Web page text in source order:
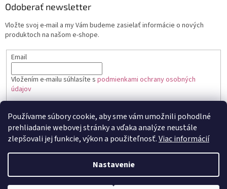
Používame súbory cookie, aby sme vám umožnili pohodlné
prehliadanie webovej stránky a vďaka analýze neustále
zlepšovali jej funkcie, výkon a použiteľnosť.Viac informácií
Nastavenie
Odoberať newsletter
Vložte svoj e-mail a my Vám budeme zasielať informácie o nových
produktoch na našom e-shope.
Email
Vložením e-mailu súhlasíte s podmienkami ochrany osobných
údajov
PRIHLÁSIŤ SA